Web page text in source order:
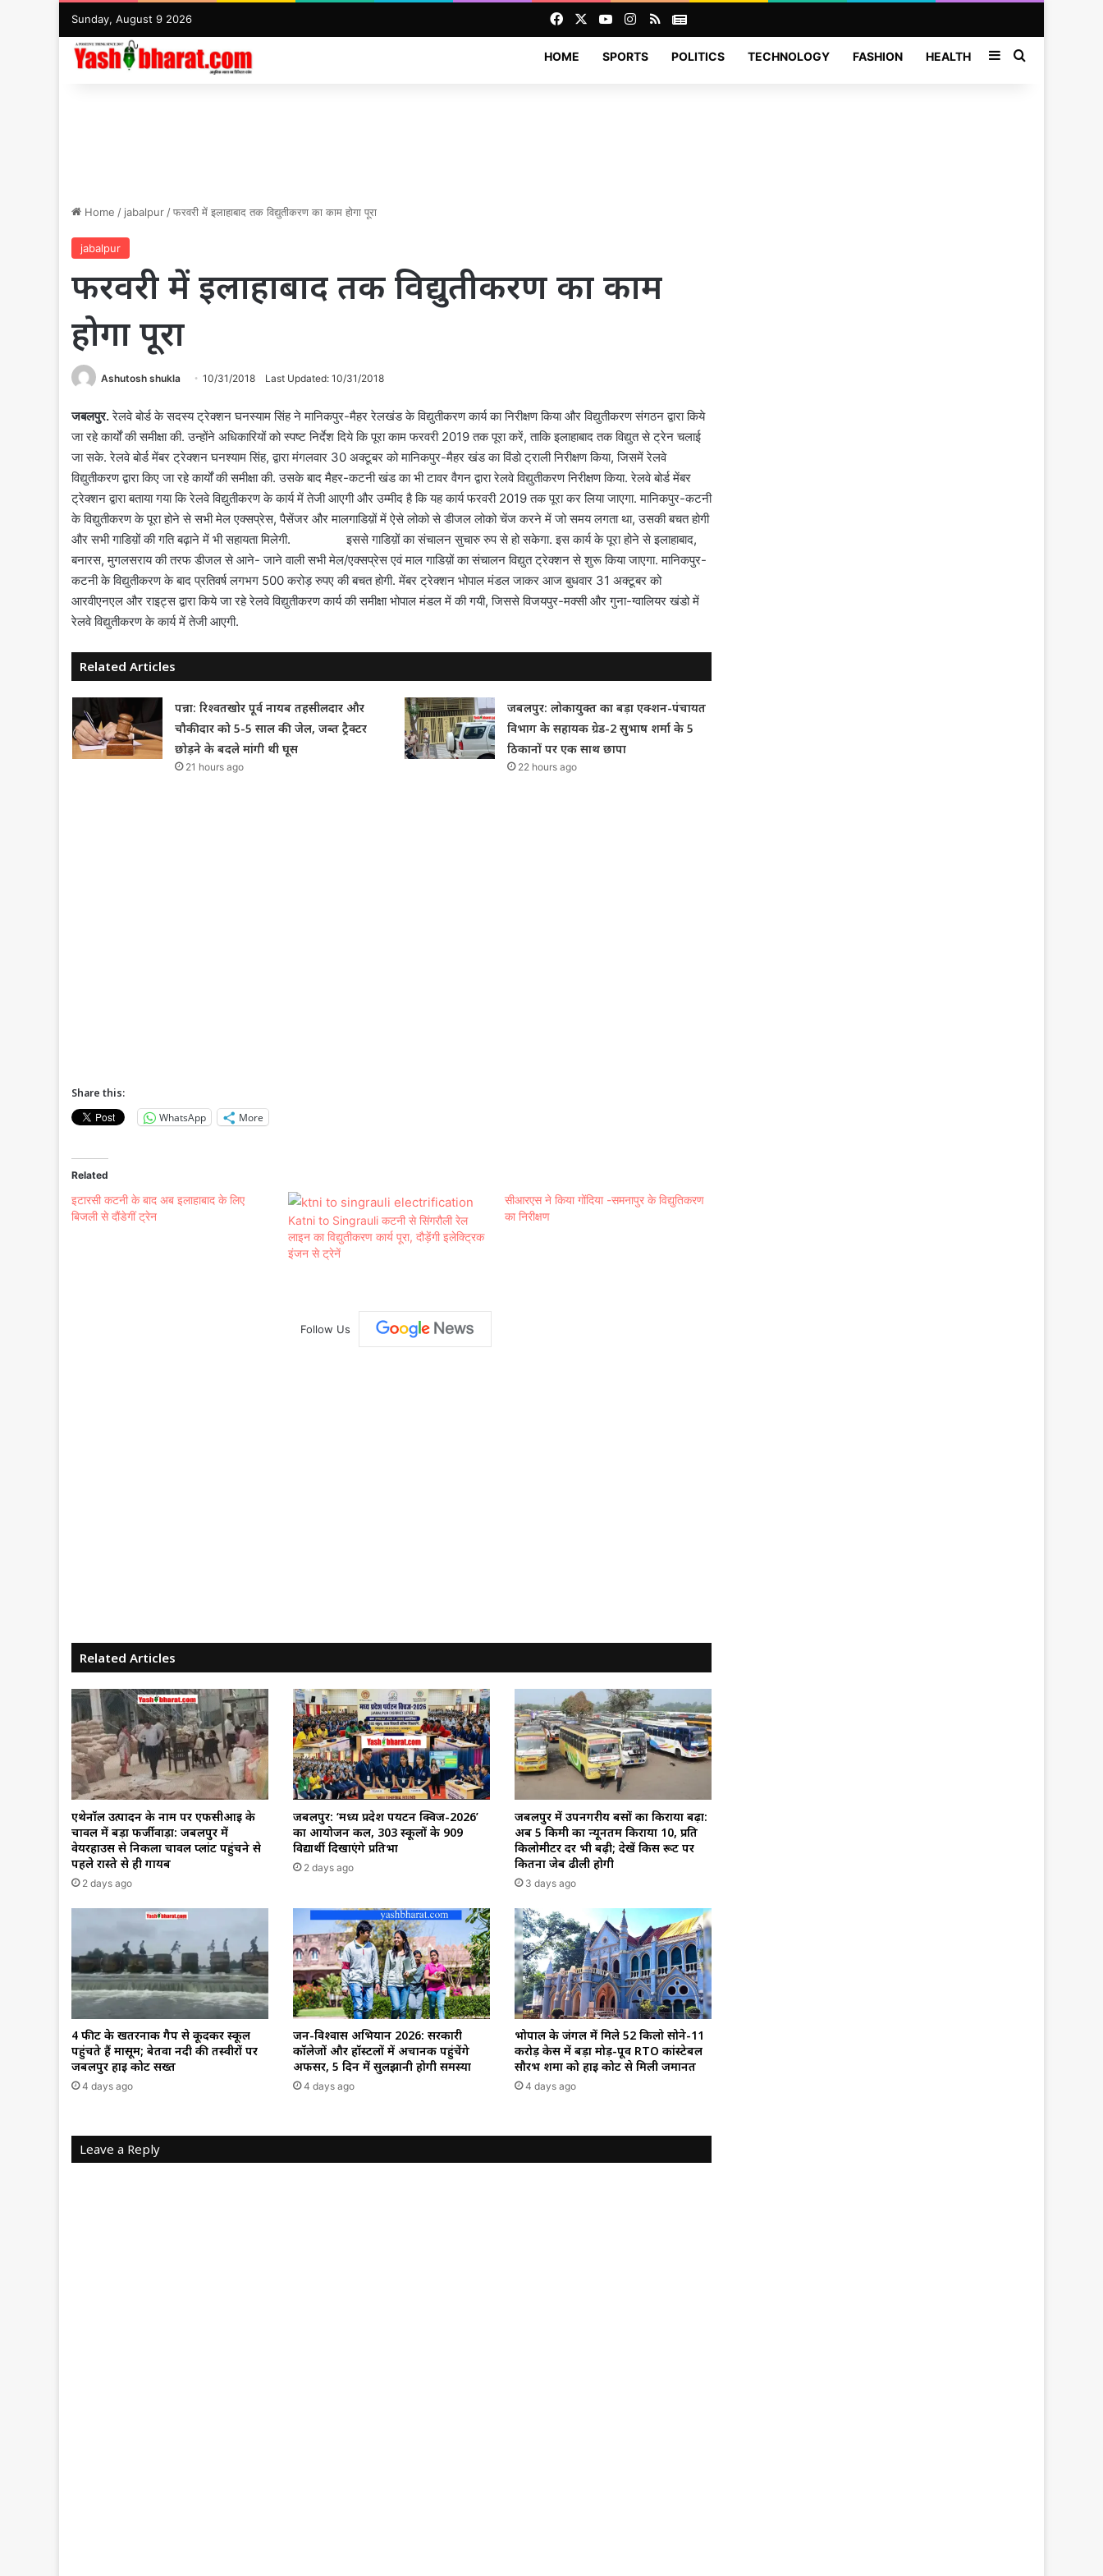
Sunday, August 9 2026 FacebookYouTubeInstagram
RSSNews
HOME SPORTS POLITICS TECHNOLOGY FASHION HEALTH SidebarSearch for
Home / jabalpur /फरवरी में इलाहाबाद तक विद्युतीकरण का काम होगा पूरा
jabalpur
फरवरी में इलाहाबाद तक विद्युतीकरण का काम
होगा पूरा
Ashutosh shukla 10/31/2018 Last Updated: 10/31/2018
जबलपुर.रेलवे बोर्ड के सदस्य ट्रेक्शन घनस्याम सिंह ने मानिकपुर-मैहर रेलखंड के विद्युतीकरण कार्य का निरीक्षण किया और विद्युतीकरण संगठन द्वारा किये
जा रहे कार्यों की समीक्षा की. उन्होंने अधिकारियों को स्पष्ट निर्देश दिये कि पूरा काम फरवरी 2019 तक पूरा करें, ताकि इलाहाबाद तक विद्युत से ट्रेन चलाई
जा सके. रेलवे बोर्ड मेंबर ट्रेक्शन घनश्याम सिंह, द्वारा मंगलवार 30 अक्टूबर को मानिकपुर-मैहर खंड का विंडो ट्राली निरीक्षण किया, जिसमें रेलवे
विद्युतीकरण द्वारा किए जा रहे कार्यों की समीक्षा की. उसके बाद मैहर-कटनी खंड का भी टावर वैगन द्वारा रेलवे विद्युतीकरण निरीक्षण किया. रेलवे बोर्ड मेंबर
ट्रेक्शन द्वारा बताया गया कि रेलवे विद्युतीकरण के कार्य में तेजी आएगी और उम्मीद है कि यह कार्य फरवरी 2019 तक पूरा कर लिया जाएगा. मानिकपुर-कटनी
के विद्युतीकरण के पूरा होने से सभी मेल एक्सप्रेस, पैसेंजर और मालगाडिय़ों में ऐसे लोको से डीजल लोको चेंज करने में जो समय लगता था, उसकी बचत होगी
और सभी गाडिय़ों की गति बढ़ाने में भी सहायता मिलेगी. इससे गाडिय़ों का संचालन सुचारु रुप से हो सकेगा. इस कार्य के पूरा होने से इलाहाबाद,
बनारस, मुगलसराय की तरफ डीजल से आने- जाने वाली सभी मेल/एक्सप्रेस एवं माल गाडिय़ों का संचालन विद्युत ट्रेक्शन से शुरू किया जाएगा. मानिकपुर-
कटनी के विद्युतीकरण के बाद प्रतिवर्ष लगभग 500 करोड़ रुपए की बचत होगी. मेंबर ट्रेक्शन भोपाल मंडल जाकर आज बुधवार 31 अक्टूबर को
आरवीएनएल और राइट्स द्वारा किये जा रहे रेलवे विद्युतीकरण कार्य की समीक्षा भोपाल मंडल में की गयी, जिससे विजयपुर-मक्सी और गुना-ग्वालियर खंडो में
रेलवे विद्युतीकरण के कार्य में तेजी आएगी.
Related Articles
पन्ना: रिश्वतखोर पूर्व नायब तहसीलदार और
चौकीदार को 5-5 साल की जेल, जब्त ट्रैक्टर
छोड़ने के बदले मांगी थी घूस
21 hours ago
जबलपुर: लोकायुक्त का बड़ा एक्शन-पंचायत
विभाग के सहायक ग्रेड-2 सुभाष शर्मा के 5
ठिकानों पर एक साथ छापा
22 hours ago
Share this:
WhatsApp
More
Related
इटारसी कटनी के बाद अब इलाहाबाद के लिए
बिजली से दौंडेगीं ट्रेन
Katni to Singrauli कटनी से सिंगरौली रेल
लाइन का विद्युतीकरण कार्य पूरा, दौड़ेंगी इलेक्ट्रिक
इंजन से ट्रेनें
सीआरएस ने किया गोंदिया -समनापुर के विद्युतिकरण
का निरीक्षण
Follow Us
Related Articles
एथेनॉल उत्पादन के नाम पर एफसीआई के
चावल में बड़ा फर्जीवाड़ा: जबलपुर में
वेयरहाउस से निकला चावल प्लांट पहुंचने से
पहले रास्ते से ही गायब
2 days ago
जबलपुर: ‘मध्य प्रदेश पर्यटन क्विज-2026’
का आयोजन कल, 303 स्कूलों के 909
विद्यार्थी दिखाएंगे प्रतिभा
2 days ago
जबलपुर में उपनगरीय बसों का किराया बढ़ा:
अब 5 किमी का न्यूनतम किराया ₹10, प्रति
किलोमीटर दर भी बढ़ी; देखें किस रूट पर
कितना जेब ढीली होगी
3 days ago
4 फीट के खतरनाक गैप से कूदकर स्कूल
पहुंचते हैं मासूम; बेतवा नदी की तस्वीरों पर
जबलपुर हाई कोर्ट सख्त
4 days ago
जन-विश्वास अभियान 2026: सरकारी
कॉलेजों और हॉस्टलों में अचानक पहुंचेंगे
अफसर, 5 दिन में सुलझानी होगी समस्या
4 days ago
भोपाल के जंगल में मिले 52 किलो सोने-11
करोड़ केस में बड़ा मोड़-पूर्व RTO कांस्टेबल
सौरभ शर्मा को हाई कोर्ट से मिली जमानत
4 days ago
Leave a Reply